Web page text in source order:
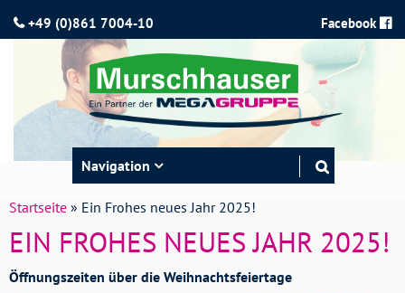
+49 (0)861 7004-10 Facebook
Toggle
navigation
Navigation
Startseite » Ein Frohes neues Jahr 2025!
EIN FROHES NEUES JAHR 2025!
Öffnungszeiten über die Weihnachtsfeiertage